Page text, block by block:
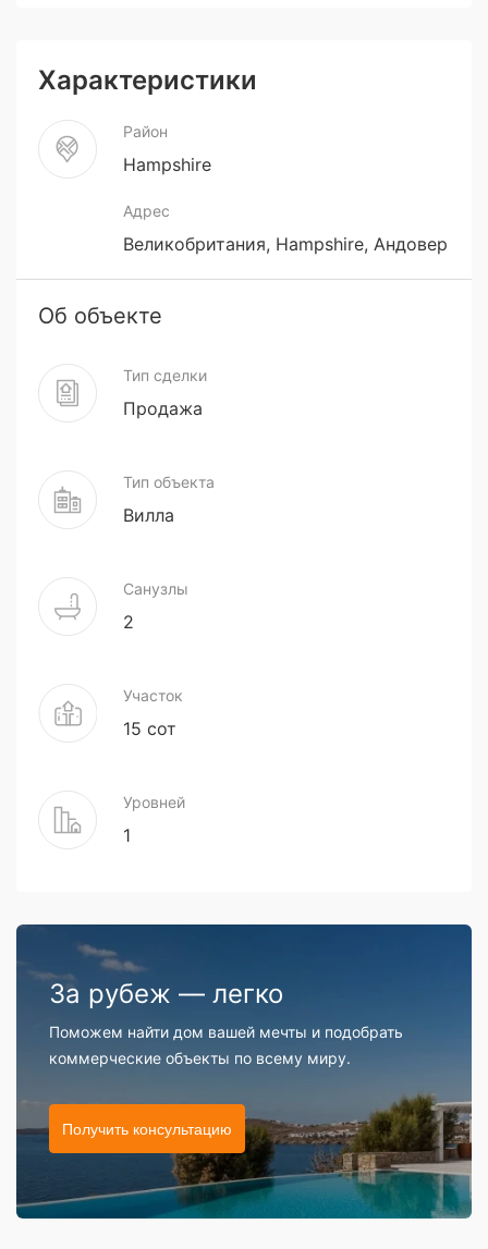
Характеристики
Район
Hampshire
Адрес
Великобритания, Hampshire, Андовер
Об объекте
Тип сделки
Продажа
Тип объекта
Вилла
Санузлы
2
Участок
15 сот
Уровней
1
За рубеж — легко
Поможем найти дом вашей мечты и подобрать
коммерческие объекты по всему миру.
Получить консультацию